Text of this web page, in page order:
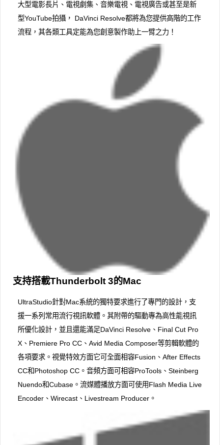
大型電影長片、電視劇集、音樂電視、電視廣告或甚至是新
型YouTube拍攝， DaVinci Resolve都將為您提供高階的工作
流程，其各類工具定能為您創意製作助上一臂之力！
支持搭載Thunderbolt 3的Mac
UltraStudio針對Mac系統的獨特要求進行了專門的設計，支
援一系列常用流行視訊軟體。其附帶的驅動專為高性能視訊
所優化設計，並且還能滿足DaVinci Resolve、Final Cut Pro
X、Premiere Pro CC、Avid Media Composer等剪輯軟體的
各項要求。視覺特效方面它可全面相容Fusion、After Effects
CC和Photoshop CC。音頻方面可相容ProTools、Steinberg
Nuendo和Cubase。流媒體播放方面可使用Flash Media Live
Encoder、Wirecast、Livestream Producer。